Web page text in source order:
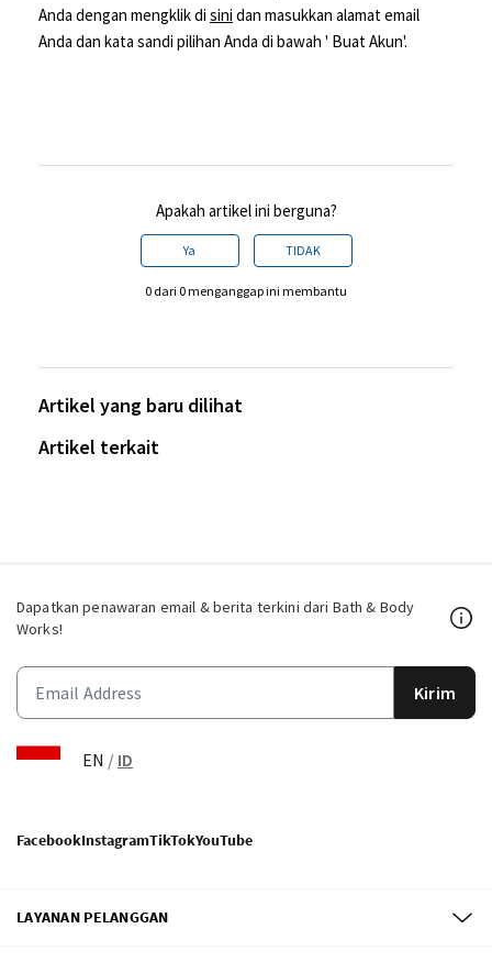
Anda dengan mengklik di sini dan masukkan alamat email
Anda dan kata sandi pilihan Anda di bawah ' Buat Akun'.
Apakah artikel ini berguna?
Ya TIDAK
0 dari 0 menganggap ini membantu
Artikel yang baru dilihat
Artikel terkait
Dapatkan penawaran email & berita terkini dari Bath & Body
Works!
Kirim
EN / ID
FacebookInstagramTikTokYouTube
LAYANAN PELANGGAN